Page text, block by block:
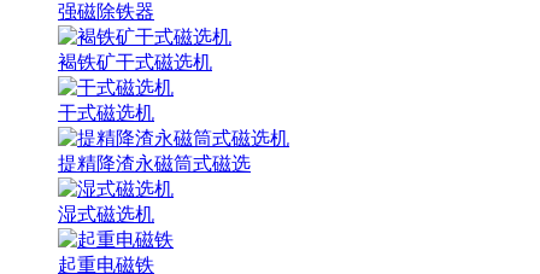
强磁除铁器
褐铁矿干式磁选机
干式磁选机
提精降渣永磁筒式磁选
湿式磁选机
起重电磁铁